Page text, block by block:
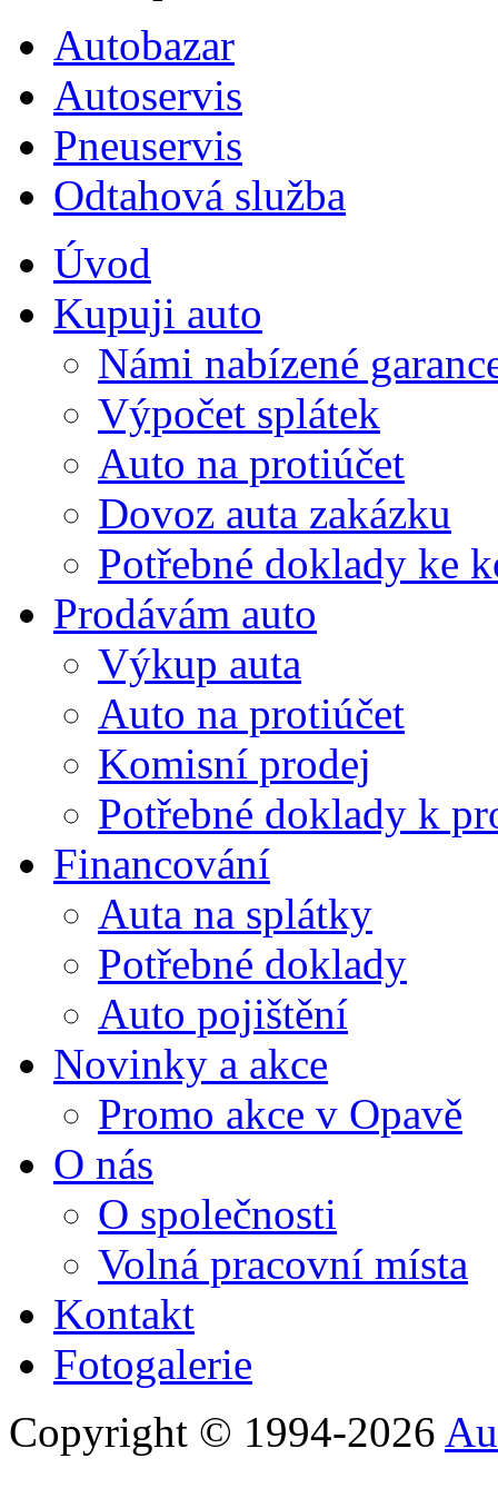
Autobazar
Autoservis
Pneuservis
Odtahová služba
Úvod
Kupuji auto
Námi nabízené
Výpočet splátek
Auto na protiúčet
Dovoz auta zakázku
Potřebné doklady ke
Prodávám auto
Výkup auta
Auto na protiúčet
Komisní prodej
Potřebné doklady k
Financování
Auta na splátky
Potřebné doklady
Auto pojištění
Novinky a akce
Promo akce v Opavě
O nás
O společnosti
Volná pracovní místa
Kontakt
Fotogalerie
Copyright © 1994-2026